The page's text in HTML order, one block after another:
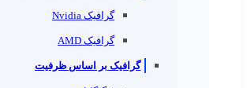
گرافیک Nvidia
گرافیک AMD
گرافیک بر اساس ظرفیت